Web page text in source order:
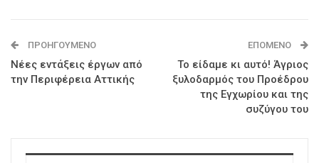
ΠΡΟΗΓΟΎΜΕΝΟ
Νέες εντάξεις έργων από
την Περιφέρεια Αττικής
ΕΠΌΜΕΝΟ
Το είδαμε κι αυτό! Άγριος
ξυλοδαρμός του Προέδρου
της Εγχωρίου και της
συζύγου του